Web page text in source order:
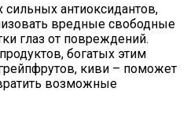
антиоксидантов,
вредные свободные
глаз от повреждений.
богатых этим
киви – поможет
возможные